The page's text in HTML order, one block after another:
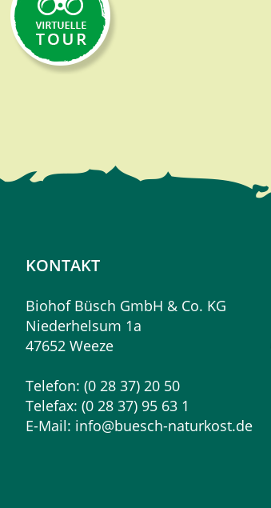
KONTAKT
Biohof Büsch GmbH & Co. KG
Niederhelsum 1a
47652 Weeze
Telefon: (0 28 37) 20 50
Telefax: (0 28 37) 95 63 1
E-Mail: info@buesch-naturkost.de